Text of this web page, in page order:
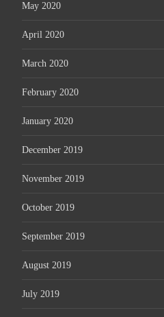
May 2020
April 2020
March 2020
February 2020
January 2020
December 2019
November 2019
October 2019
September 2019
August 2019
July 2019